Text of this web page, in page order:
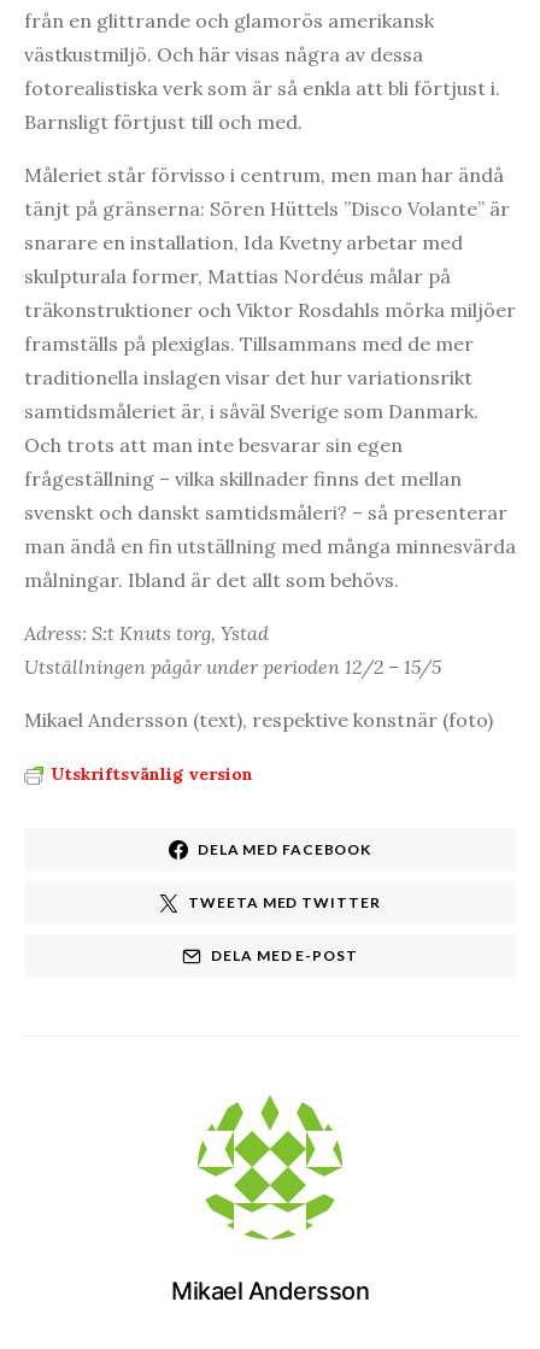
från en glittrande och glamorös amerikansk
västkustmiljö. Och här visas några av dessa
fotorealistiska verk som är så enkla att bli förtjust i.
Barnsligt förtjust till och med.
Måleriet står förvisso i centrum, men man har ändå
tänjt på gränserna: Sören Hüttels ”Disco Volante” är
snarare en installation, Ida Kvetny arbetar med
skulpturala former, Mattias Nordéus målar på
träkonstruktioner och Viktor Rosdahls mörka miljöer
framställs på plexiglas. Tillsammans med de mer
traditionella inslagen visar det hur variationsrikt
samtidsmåleriet är, i såväl Sverige som Danmark.
Och trots att man inte besvarar sin egen
frågeställning – vilka skillnader finns det mellan
svenskt och danskt samtidsmåleri? – så presenterar
man ändå en fin utställning med många minnesvärda
målningar. Ibland är det allt som behövs.
Adress: S:t Knuts torg, Ystad
Utställningen pågår under perioden 12/2 – 15/5
Mikael Andersson (text), respektive konstnär (foto)
Utskriftsvänlig version
DELA MED FACEBOOK
TWEETA MED TWITTER
DELA MED E-POST
Mikael Andersson